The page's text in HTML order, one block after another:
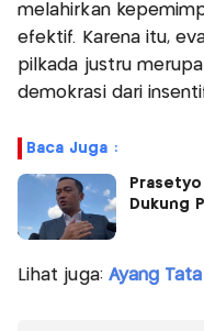
melahirkan
efektif. Karena itu,
pilkada justru
demokrasi dari
Baca Juga :
Dukung
Lihat juga: Ayang